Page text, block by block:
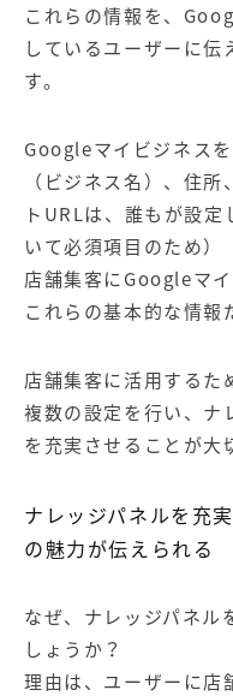
これらの情報を、
しているユーザーに伝
す。
Googleマイビジネス
（ビジネス名）、住
トURLは、誰もが設
いて必須項目のため）
店舗集客にGoogleマ
これらの基本的な情報
店舗集客に活用するた
複数の設定を行い、ナ
を充実させることが大
ナレッジパネルを充
の魅力が伝えられる
なぜ、ナレッジパネル
しょうか？
理由は、ユーザーに店